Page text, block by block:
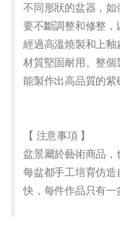
不同形狀的盆器，
要不斷調整和修整，
經過高溫燒製和上釉
材質堅固耐用。整
能製作出高品質的紫
【 注意事項 】
盆景屬於藝術商品，
每盆都手工培育仿
快，每件作品只有一